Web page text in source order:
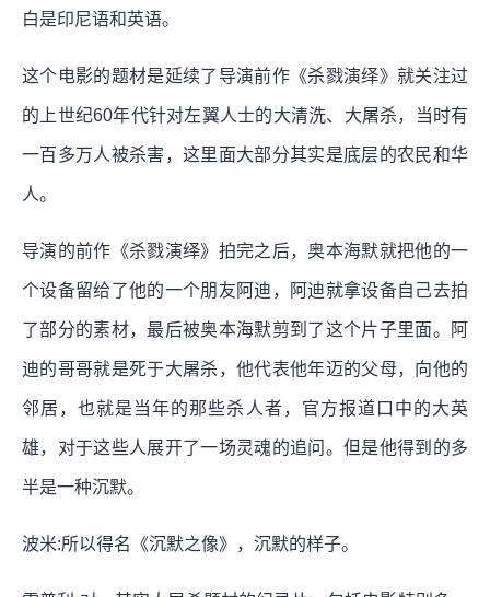
白是印尼语和英语。
这个电影的题材是延续了导演前作《杀戮演绎》就关注过
的上世纪60年代针对左翼人士的大清洗、大屠杀，当时有
一百多万人被杀害，这里面大部分其实是底层的农民和华
人。
导演的前作《杀戮演绎》拍完之后，奥本海默就把他的一
个设备留给了他的一个朋友阿迪，阿迪就拿设备自己去拍
了部分的素材，最后被奥本海默剪到了这个片子里面。阿
迪的哥哥就是死于大屠杀，他代表他年迈的父母，向他的
邻居，也就是当年的那些杀人者，官方报道口中的大英
雄，对于这些人展开了一场灵魂的追问。但是他得到的多
半是一种沉默。
波米:所以得名《沉默之像》，沉默的样子。